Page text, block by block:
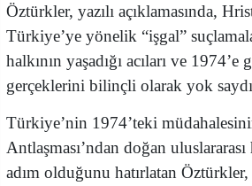
Öztürkler, yazılı açıklamasında,
Türkiye’ye yönelik “işgal”
halkının yaşadığı acıları ve 1974’e
gerçeklerini bilinçli olarak yok
Türkiye’nin 1974’teki
Antlaşması’ndan doğan
adım olduğunu hatırlatan